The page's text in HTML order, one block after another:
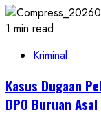
1 min read
Kriminal
Kasus Dugaan
DPO Buruan